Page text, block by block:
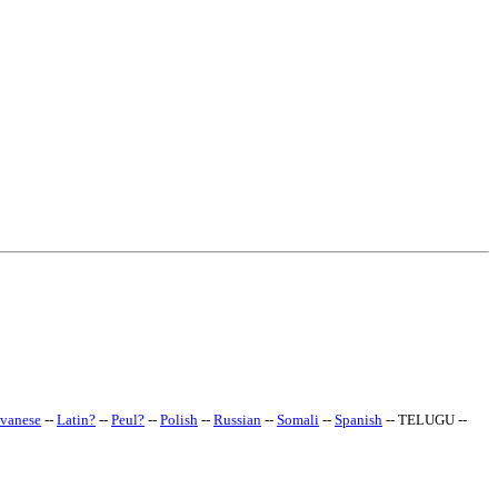
-- Latin? -- Peul? -- Polish -- Russian -- Somali -- Spanish -- TELUGU --